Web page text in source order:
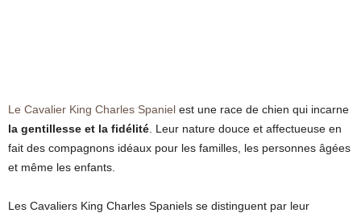
Le Cavalier King Charles Spaniel est une race de chien qui incarne
la gentillesse et la fidélité . Leur nature douce et affectueuse en
fait des compagnons idéaux pour les familles, les personnes âgées
et même les enfants.
Les Cavaliers King Charles Spaniels se distinguent par leur